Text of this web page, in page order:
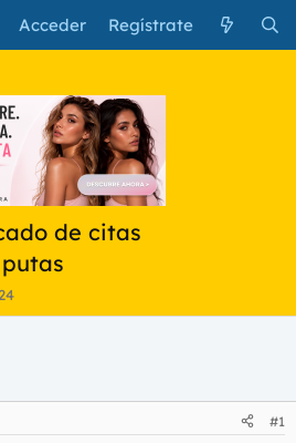
Acceder Regístrate
de citas
#1